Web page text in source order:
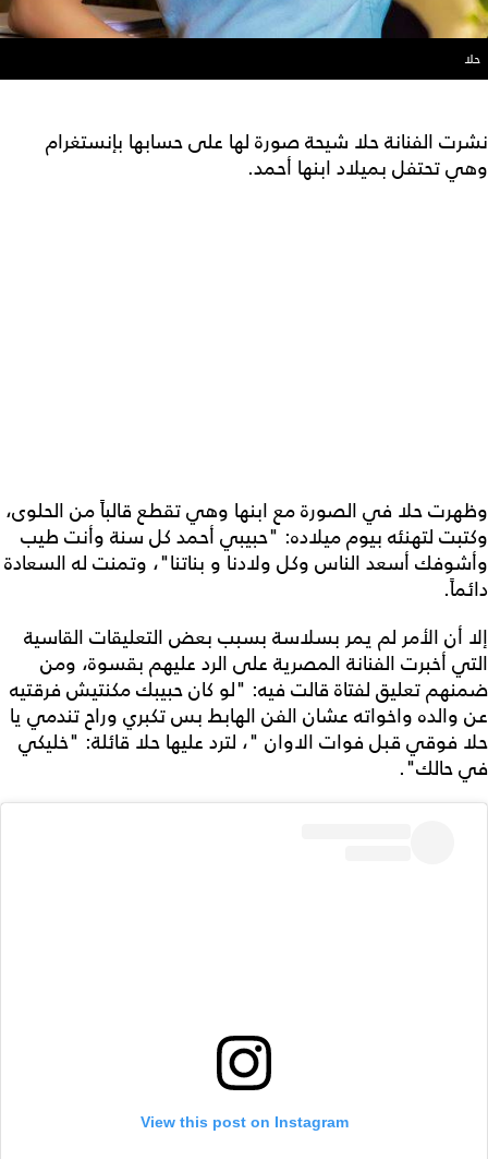
حلا
نشرت الفنانة حلا شيحة صورة لها على حسابها بإنستغرام
وهي تحتفل بميلاد ابنها أحمد.
وظهرت حلا في الصورة مع ابنها وهي تقطع قالباً من الحلوى،
وكتبت لتهنئه بيوم ميلاده: "حبيبي أحمد كل سنة وأنت طيب
وأشوفك أسعد الناس وكل ولادنا و بناتنا"، وتمنت له السعادة
دائماً.
إلا أن الأمر لم يمر بسلاسة بسبب بعض التعليقات القاسية
التي أخبرت الفنانة المصرية على الرد عليهم بقسوة، ومن
ضمنهم تعليق لفتاة قالت فيه: "لو كان حبيبك مكنتيش فرقتيه
عن والده واخواته عشان الفن الهابط بس تكبري وراح تندمي يا
حلا فوقي قبل فوات الاوان "، لترد عليها حلا قائلة: "خليكي
في حالك".
View this post on Instagram